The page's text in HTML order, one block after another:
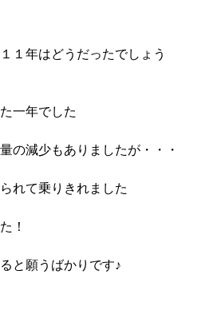
１年はどうだったでしょう
一年でした
の減少もありましたが・・・
れて乗りきれました
！
と願うばかりです♪